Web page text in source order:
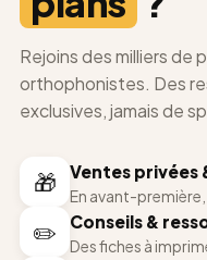
Rejoins des milliers de
orthophonistes. Des
exclusives, jamais de
🎁 Ventes privées
En avant-
✏️ Conseils &
Des fiches à